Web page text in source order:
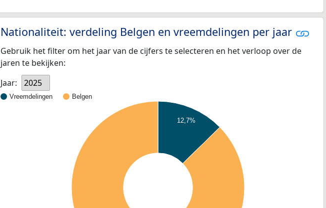
Nationaliteit: verdeling Belgen en vreemdelingen per jaar
Gebruik het filter om het jaar van de cijfers te selecteren en het verloop over de
jaren te bekijken:
Jaar:
2025
Vreemdelingen Belgen
12,7%